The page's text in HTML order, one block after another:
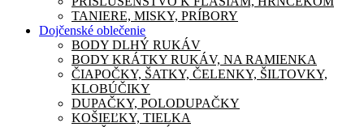
TANIERE, MISKY, PRÍBORY
Dojčenské oblečenie
BODY DLHÝ RUKÁV
BODY KRÁTKY RUKÁV, NA RAMIENKA
ČIAPOČKY, ŠATKY, ČELENKY, ŠILTOVKY,
KLOBÚČIKY
DUPAČKY, POLODUPAČKY
KOŠIEĽKY, TIELKA